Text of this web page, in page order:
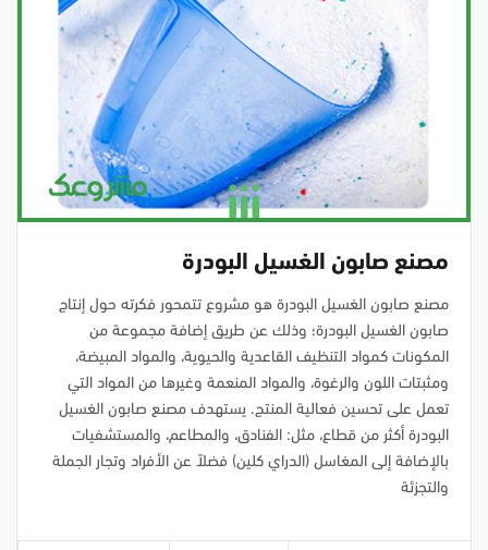
مصنع صابون الغسيل البودرة
مصنع صابون الغسيل البودرة هو مشروع تتمحور فكرته حول إنتاج
صابون الغسيل البودرة؛ وذلك عن طريق إضافة مجموعة من
المكونات كمواد التنظيف القاعدية والحيوية، والمواد المبيضة،
ومثبتات اللون والرغوة، والمواد المنعمة وغيرها من المواد التي
تعمل على تحسين فعالية المنتج. يستهدف مصنع صابون الغسيل
البودرة أكثر من قطاع، مثل: الفنادق، والمطاعم، والمستشفيات
بالإضافة إلى المغاسل (الدراي كلين) فضلاً عن الأفراد وتجار الجملة
والتجزئة